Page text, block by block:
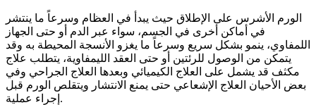
الورم الأشرس على الإطلاق حيث يبدأ في العظام وسرعاً ما ينتشر
في أماكن أخرى في الجسم، سواء عبر الدم أو حتى الجهاز
اللمفاوي، ينمو بشكل سريع وسرعاً ما يغزو الأنسجة المحيطة به وقد
يتمكن من الوصول للرئتين أو حتى العقد الليمفاوية، يتطلب علاج
مكثف قد يشمل على العلاج الكيميائي وبعدها العلاج الجراحي وفي
بعض الأحيان العلاج الإشعاعي حتى يمنع الانتشار ويتقلص الورم قبل
إجراء عملية.